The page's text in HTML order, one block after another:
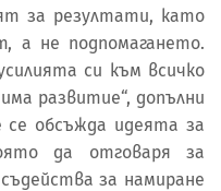
за резултати, като
а не подпомагането.
си към всичко
развитие“, допълни
обсъжда идеята за
да отговаря за
за намиране